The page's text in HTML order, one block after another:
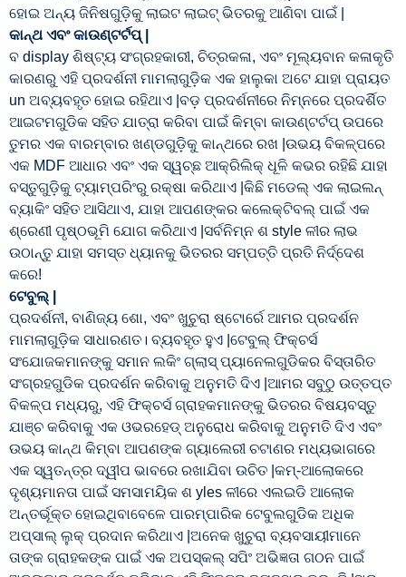
ହୋଇ ଅନ୍ୟ ଜିନିଷଗୁଡ଼ିକୁ ଲାଇଟ ଲାଇଟ୍ ଭିତରକୁ ଆଣିବା ପାଇଁ |
କାନ୍ଥ ଏବଂ କାଉଣ୍ଟର୍ଟପ୍ |
ବ display ଶିଷ୍ଟ୍ୟ ସଂଗ୍ରହକାରୀ, ଚିତ୍ରକଳା, ଏବଂ ମୂଲ୍ୟବାନ କଳାକୃତି
କାରଣରୁ ଏହି ପ୍ରଦର୍ଶନୀ ମାମଲାଗୁଡ଼ିକ ଏକ ହାଲୁକା ଅଟେ ଯାହା ପ୍ରାୟତ
un ଅବ୍ୟବହୃତ ହୋଇ ରହିଥାଏ |ବଡ଼ ପ୍ରଦର୍ଶନୀରେ ନିମ୍ନରେ ପ୍ରଦର୍ଶିତ
ଆଇଟମଗୁଡିକ ସହିତ ଯାତ୍ରା କରିବା ପାଇଁ କିମ୍ବା କାଉଣ୍ଟର୍ଟପ୍ ଉପରେ
ତୁମର ଏକ ବାରମ୍ବାର ଖଣ୍ଡଗୁଡ଼ିକୁ କାନ୍ଥରେ ରଖ |ଉଭୟ ବିକଳ୍ପରେ
ଏକ MDF ଆଧାର ଏବଂ ଏକ ସ୍ୱଚ୍ଛ ଆକ୍ରିଲିକ୍ ଧୂଳି କଭର ରହିଛି ଯାହା
ବସ୍ତୁଗୁଡ଼ିକୁ ଟ୍ୟାମ୍ପରିଂରୁ ରକ୍ଷା କରିଥାଏ |କିଛି ମଡେଲ୍ ଏକ ଲାଇଲନ୍
ବ୍ୟାକିଂ ସହିତ ଆସିଥାଏ, ଯାହା ଆପଣଙ୍କର କଲେକ୍ଟିବଲ୍ ପାଇଁ ଏକ
ଶ୍ରେଣୀ ପୃଷ୍ଠଭୂମି ଯୋଗ କରିଥାଏ |ସର୍ବନିମ୍ନ ଶ style ଳୀର ଲାଭ
ଉଠାନ୍ତୁ ଯାହା ସମସ୍ତ ଧ୍ୟାନକୁ ଭିତରର ସମ୍ପତ୍ତି ପ୍ରତି ନିର୍ଦ୍ଦେଶ
କରେ!
ଟେବୁଲ୍ |
ପ୍ରଦର୍ଶନୀ, ବାଣିଜ୍ୟ ଶୋ, ଏବଂ ଖୁଚୁରା ଷ୍ଟୋର୍ରେ ଆମର ପ୍ରଦର୍ଶନ
ମାମଲାଗୁଡ଼ିକ ସାଧାରଣତ। ବ୍ୟବହୃତ ହୁଏ |ଟେବୁଲ୍ ଫିକ୍ଚର୍ସ
ସଂଯୋଜକମାନଙ୍କୁ ସମାନ ଲକିଂ ଗ୍ଲାସ୍ ପ୍ୟାନେଲଗୁଡିକର ବିସ୍ତାରିତ
ସଂଗ୍ରହଗୁଡିକ ପ୍ରଦର୍ଶନ କରିବାକୁ ଅନୁମତି ଦିଏ |ଆମର ସବୁଠୁ ଉତ୍ତପ୍ତ
ବିକଳ୍ପ ମଧ୍ୟରୁ, ଏହି ଫିକ୍ଚର୍ସ ଗ୍ରାହକମାନଙ୍କୁ ଭିତରର ବିଷୟବସ୍ତୁ
ଯାଞ୍ଚ କରିବାକୁ ଏକ ଓଭରହେଡ୍ ଅନୁରୋଧ କରିବାକୁ ଅନୁମତି ଦିଏ ଏବଂ
ଉଭୟ କାନ୍ଥ କିମ୍ବା ଆପଣଙ୍କ ଗ୍ୟାଲେରୀ ଚଟାଣର ମଧ୍ୟଭାଗରେ
ଏକ ସ୍ୱତନ୍ତ୍ର ଦ୍ୱୀପ ଭାବରେ ରଖାଯିବା ଉଚିତ |କମ୍-ଆଲୋକରେ
ଦୃଶ୍ୟମାନତା ପାଇଁ ସମସାମୟିକ ଶ yles ଳୀରେ ଏଲଇଡି ଆଲୋକ
ଅନ୍ତର୍ଭୂକ୍ତ ହୋଇଥିବାବେଳେ ପାରମ୍ପାରିକ ଟେବୁଲଗୁଡିକ ଅଧିକ
ଅପ୍ସାଲ୍ ଲୁକ୍ ପ୍ରଦାନ କରିଥାଏ |ଅନେକ ଖୁଚୁରା ବ୍ୟବସାୟୀମାନେ
ତାଙ୍କ ଗ୍ରାହକଙ୍କ ପାଇଁ ଏକ ଅପସ୍କଲ୍ ସପିଂ ଅଭିଜ୍ଞତା ଗଠନ ପାଇଁ